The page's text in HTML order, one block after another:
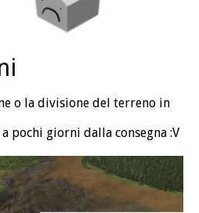
o la divisione del terreno in
pochi giorni dalla consegna :V